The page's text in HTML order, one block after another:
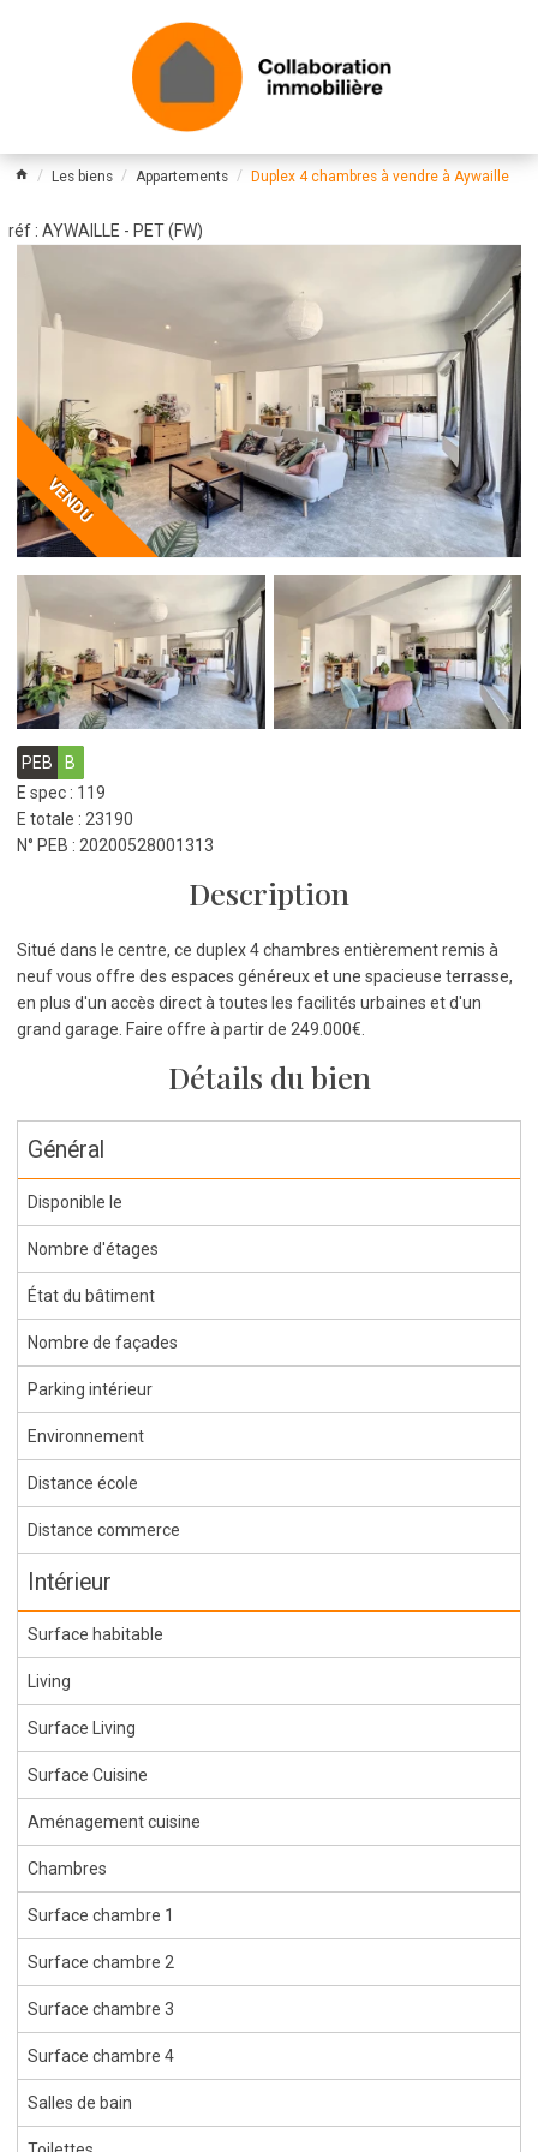
Les biens Appartements Duplex 4 chambres à vendre à Aywaille
réf : AYWAILLE - PET (FW)
VENDU
PEB
B
E spec : 119
E totale : 23190
N° PEB : 20200528001313
Description
Situé dans le centre, ce duplex 4 chambres entièrement remis à
neuf vous offre des espaces généreux et une spacieuse terrasse,
en plus d'un accès direct à toutes les facilités urbaines et d'un
grand garage. Faire offre à partir de 249.000€.
Détails du bien
Général
Disponible le
Nombre d'étages
État du bâtiment
Nombre de façades
Parking intérieur
Environnement
Distance école
Distance commerce
Intérieur
Surface habitable
Living
Surface Living
Surface Cuisine
Aménagement cuisine
Chambres
Surface chambre 1
Surface chambre 2
Surface chambre 3
Surface chambre 4
Salles de bain